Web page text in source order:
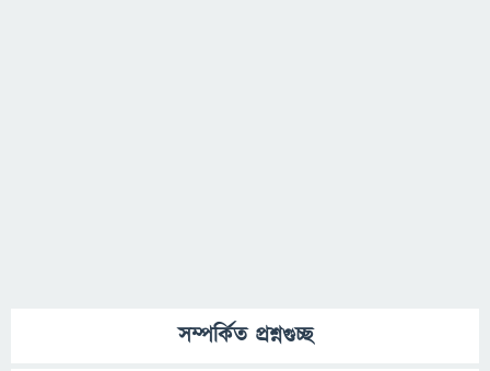
সম্পর্কিত প্রশ্নগুচ্ছ